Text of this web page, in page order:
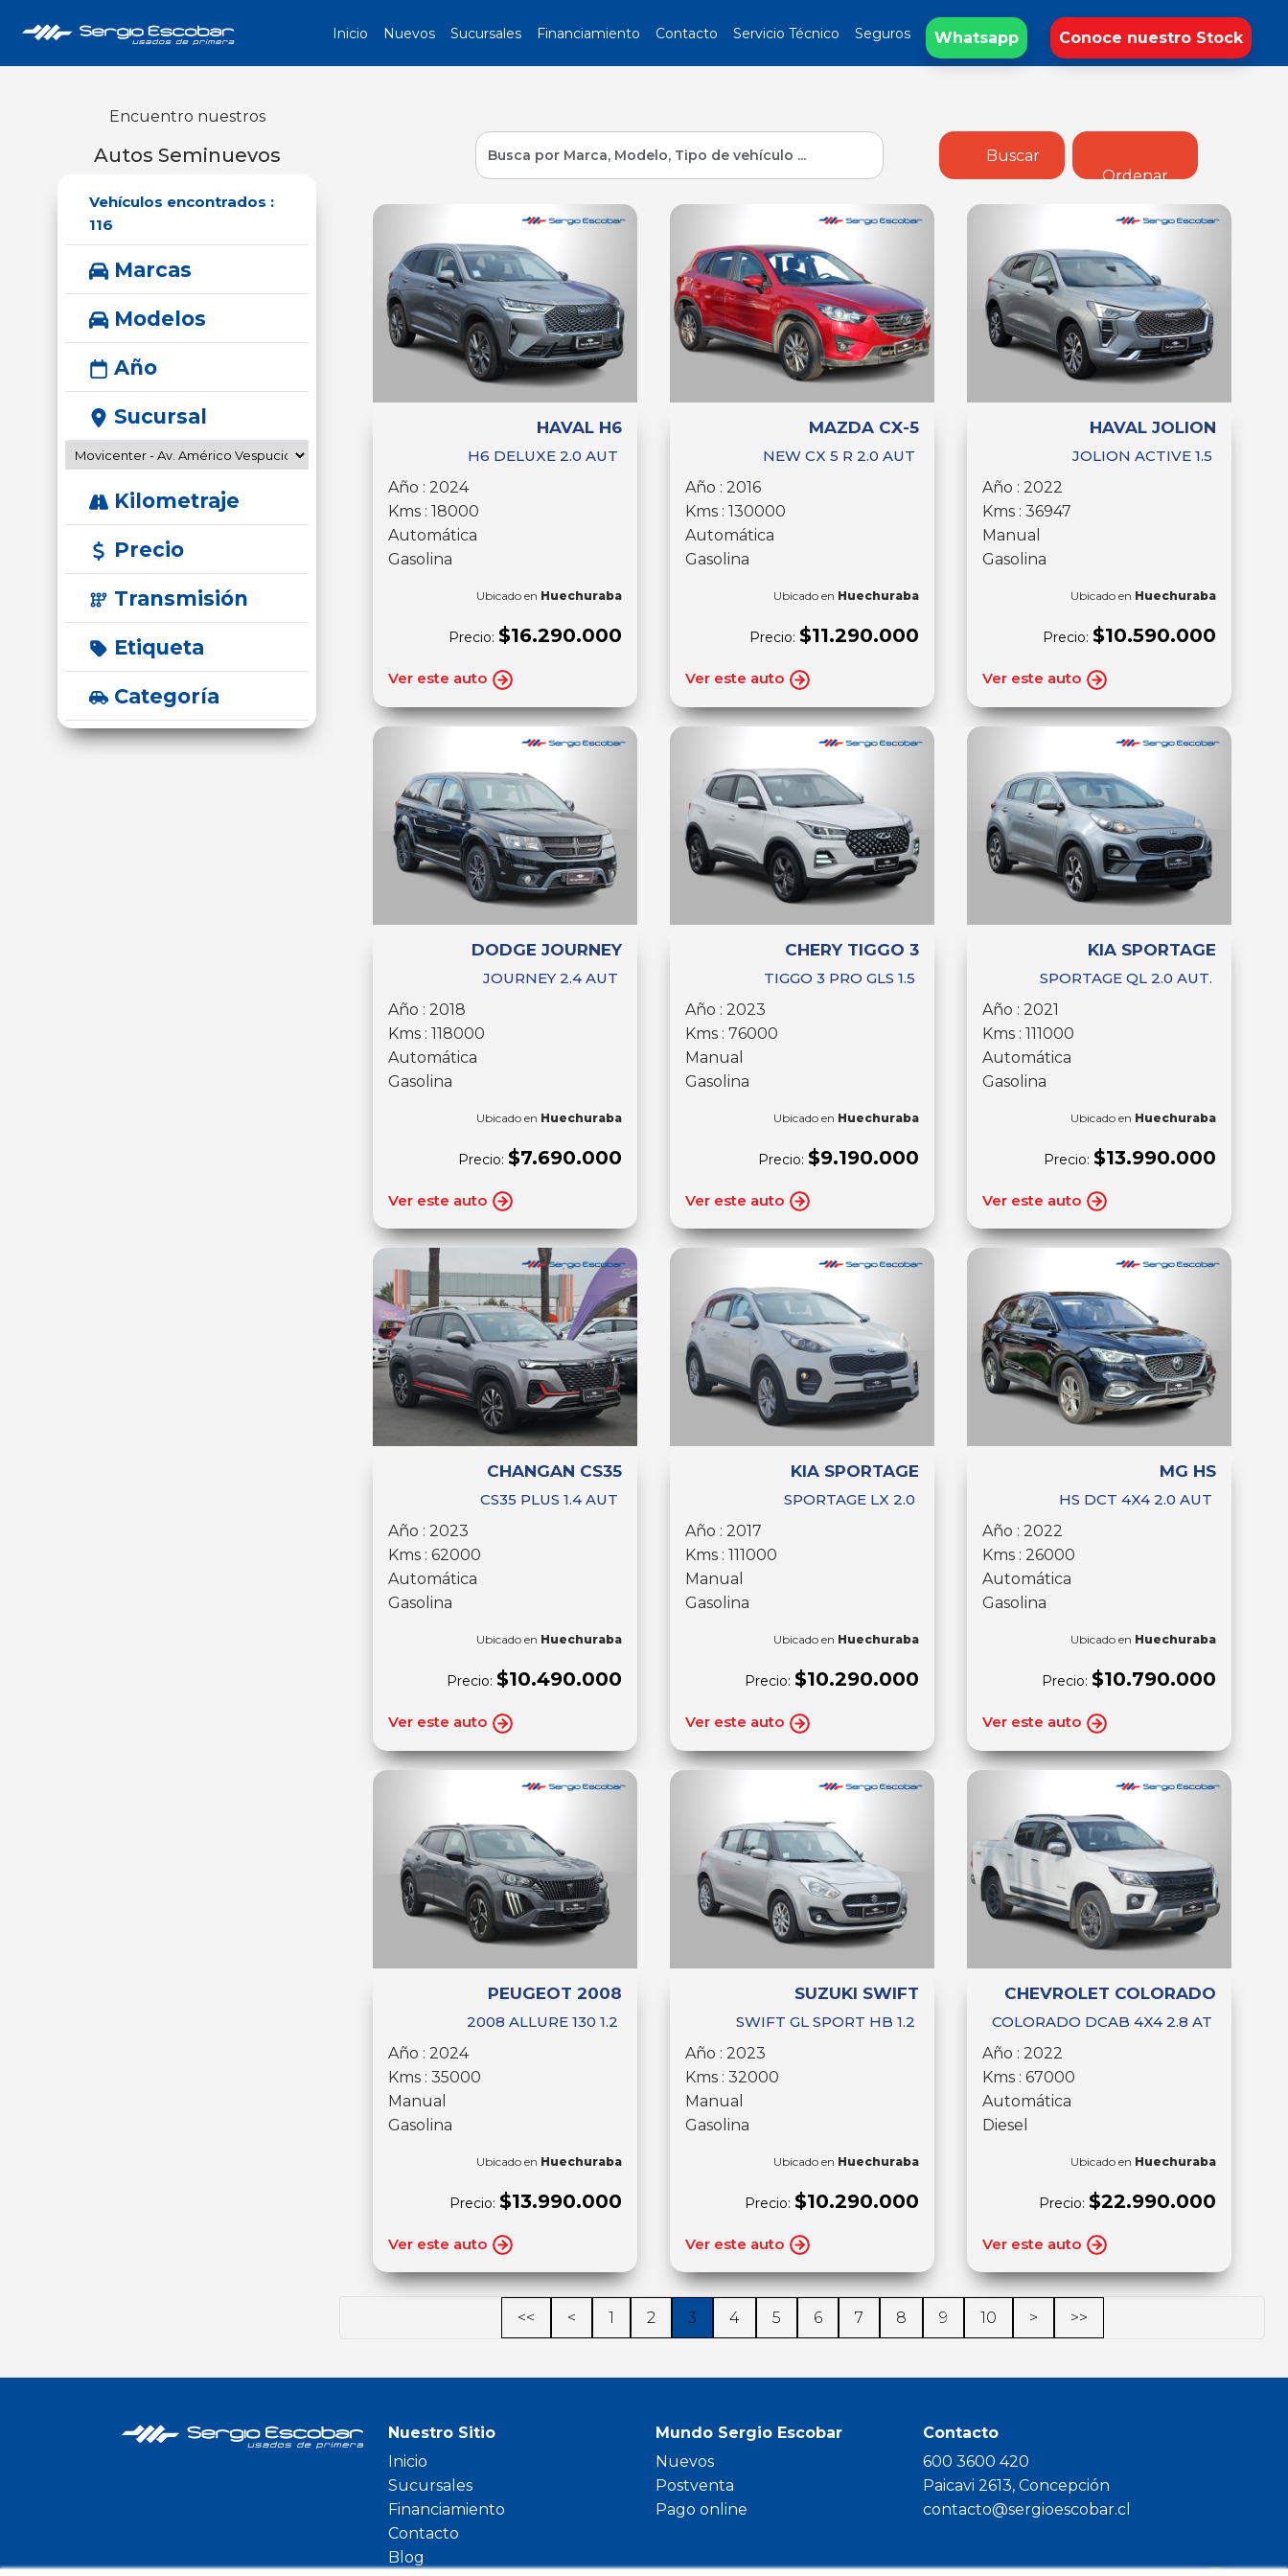
Inicio Nuevos Sucursales Financiamiento Contacto Servicio Técnico Seguros Whatsapp Conoce nuestro Stock
Encuentro nuestros
Autos Seminuevos
Vehículos encontrados :
116
Marcas
Modelos
Año
Sucursal
Kilometraje
Precio
Transmisión
Etiqueta
Categoría
Buscar
Ordenar
HAVAL H6
H6 DELUXE 2.0 AUT
Año : 2024
Kms : 18000
Automática
Gasolina
Ubicado en Huechuraba
Precio: $16.290.000
Ver este auto
MAZDA CX-5
NEW CX 5 R 2.0 AUT
Año : 2016
Kms : 130000
Automática
Gasolina
Ubicado en Huechuraba
Precio: $11.290.000
Ver este auto
HAVAL JOLION
JOLION ACTIVE 1.5
Año : 2022
Kms : 36947
Manual
Gasolina
Ubicado en Huechuraba
Precio: $10.590.000
Ver este auto
DODGE JOURNEY
JOURNEY 2.4 AUT
Año : 2018
Kms : 118000
Automática
Gasolina
Ubicado en Huechuraba
Precio: $7.690.000
Ver este auto
CHERY TIGGO 3
TIGGO 3 PRO GLS 1.5
Año : 2023
Kms : 76000
Manual
Gasolina
Ubicado en Huechuraba
Precio: $9.190.000
Ver este auto
KIA SPORTAGE
SPORTAGE QL 2.0 AUT.
Año : 2021
Kms : 111000
Automática
Gasolina
Ubicado en Huechuraba
Precio: $13.990.000
Ver este auto
CHANGAN CS35
CS35 PLUS 1.4 AUT
Año : 2023
Kms : 62000
Automática
Gasolina
Ubicado en Huechuraba
Precio: $10.490.000
Ver este auto
KIA SPORTAGE
SPORTAGE LX 2.0
Año : 2017
Kms : 111000
Manual
Gasolina
Ubicado en Huechuraba
Precio: $10.290.000
Ver este auto
MG HS
HS DCT 4X4 2.0 AUT
Año : 2022
Kms : 26000
Automática
Gasolina
Ubicado en Huechuraba
Precio: $10.790.000
Ver este auto
PEUGEOT 2008
2008 ALLURE 130 1.2
Año : 2024
Kms : 35000
Manual
Gasolina
Ubicado en Huechuraba
Precio: $13.990.000
Ver este auto
SUZUKI SWIFT
SWIFT GL SPORT HB 1.2
Año : 2023
Kms : 32000
Manual
Gasolina
Ubicado en Huechuraba
Precio: $10.290.000
Ver este auto
CHEVROLET COLORADO
COLORADO DCAB 4X4 2.8 AT
Año : 2022
Kms : 67000
Automática
Diesel
Ubicado en Huechuraba
Precio: $22.990.000
Ver este auto
<< < 1 2 3 4 5 6 7 8 9 10 > >>
Nuestro Sitio
Inicio
Sucursales
Financiamiento
Contacto
Blog
Mundo Sergio Escobar
Nuevos
Postventa
Pago online
Contacto
600 3600 420
Paicavi 2613, Concepción
contacto@sergioescobar.cl